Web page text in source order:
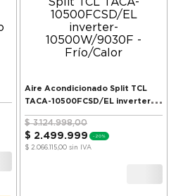
Aire Acondicionado Split TCL
TACA-10500FCSD/EL inverter-
10500W/9030F - Frío/Calor
$ 3.124.998,00
$ 2.499.999 -20%
$ 2.066.115,00 sin IVA